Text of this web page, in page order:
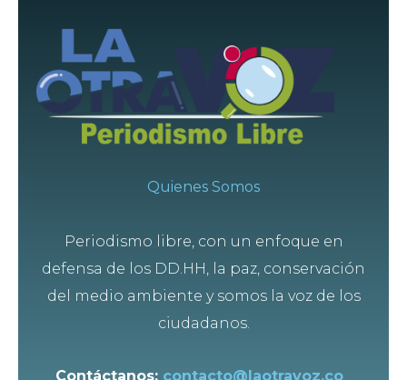
Quienes Somos
Periodismo libre, con un enfoque en
defensa de los DD.HH, la paz, conservación
del medio ambiente y somos la voz de los
ciudadanos.
Contáctanos: contacto@laotravoz.co